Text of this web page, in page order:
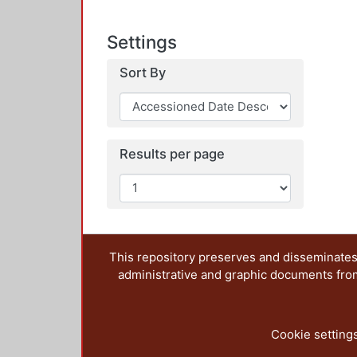
Settings
Sort By
Results per page
This repository preserves and
administrative and graphic documents
Cookie